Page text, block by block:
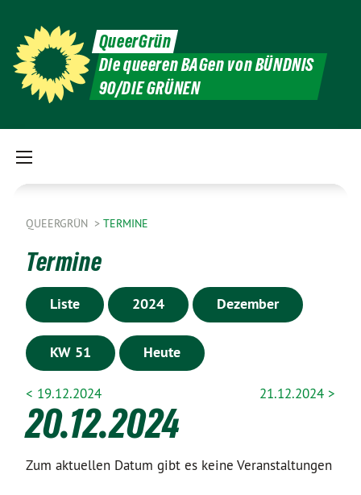
QueerGrün
Die queeren BAGen von BÜNDNIS
90/DIE GRÜNEN
QUEERGRÜN TERMINE
Termine
Liste 2024 Dezember
KW 51 Heute
< 19.12.2024 21.12.2024 >
20.12.2024
Zum aktuellen Datum gibt es keine Veranstaltungen